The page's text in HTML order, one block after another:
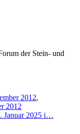
der Stein- und
2012,
2012
Januar 2025 i…